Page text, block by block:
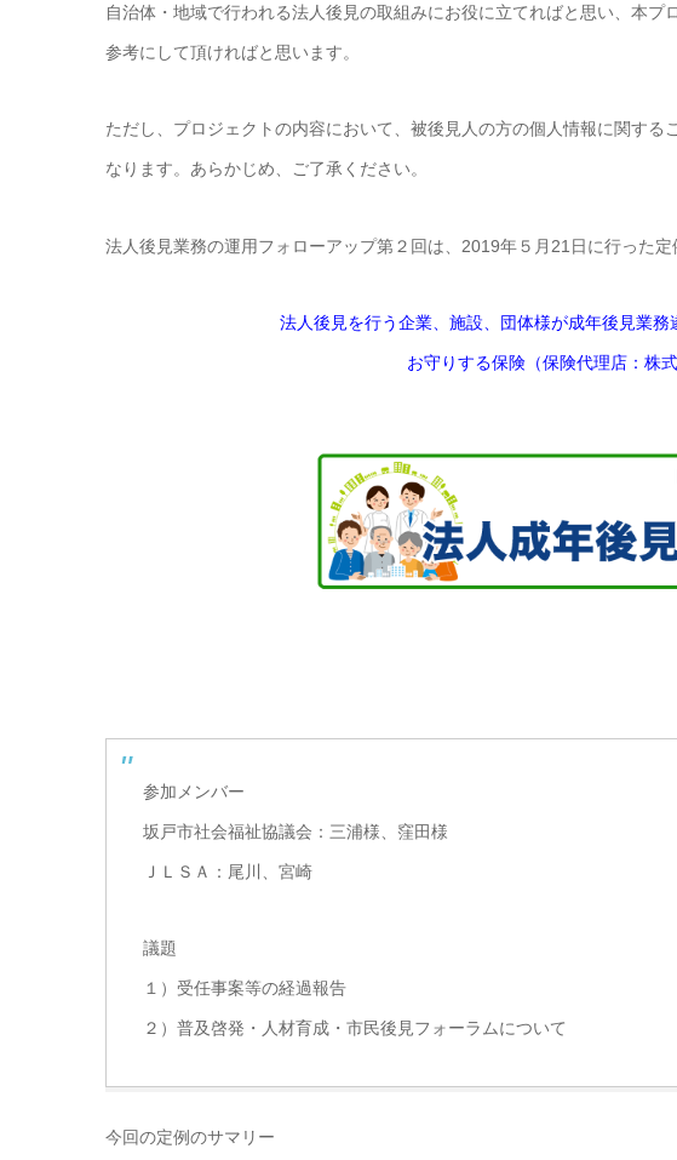
自治体・地域で行われる法人後見の取組みにお役に立てればと思い、本
参考にして頂ければと思います。
ただし、プロジェクトの内容において、被後見人の方の個人情報に関する
なります。あらかじめ、ご了承ください。
法人後見業務の運用フォローアップ第２回は、2019年５月21日に行った定
法人後見を行う企業、施設、団体様が成年後見業
お守りする保険（保険代理店：株
参加メンバー
坂戸市社会福祉協議会：三浦様、窪田様
ＪＬＳＡ：尾川、宮崎
議題
１）受任事案等の経過報告
２）普及啓発・人材育成・市民後見フォーラムについて
今回の定例のサマリー